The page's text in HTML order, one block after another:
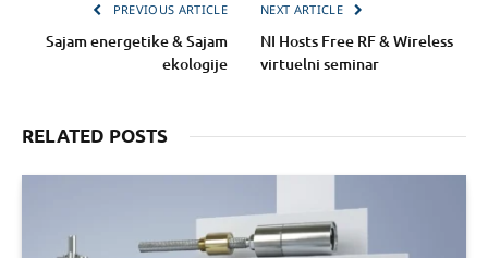
PREVIOUS ARTICLE
Sajam energetike & Sajam
ekologije
NEXT ARTICLE
NI Hosts Free RF & Wireless
virtuelni seminar
RELATED POSTS